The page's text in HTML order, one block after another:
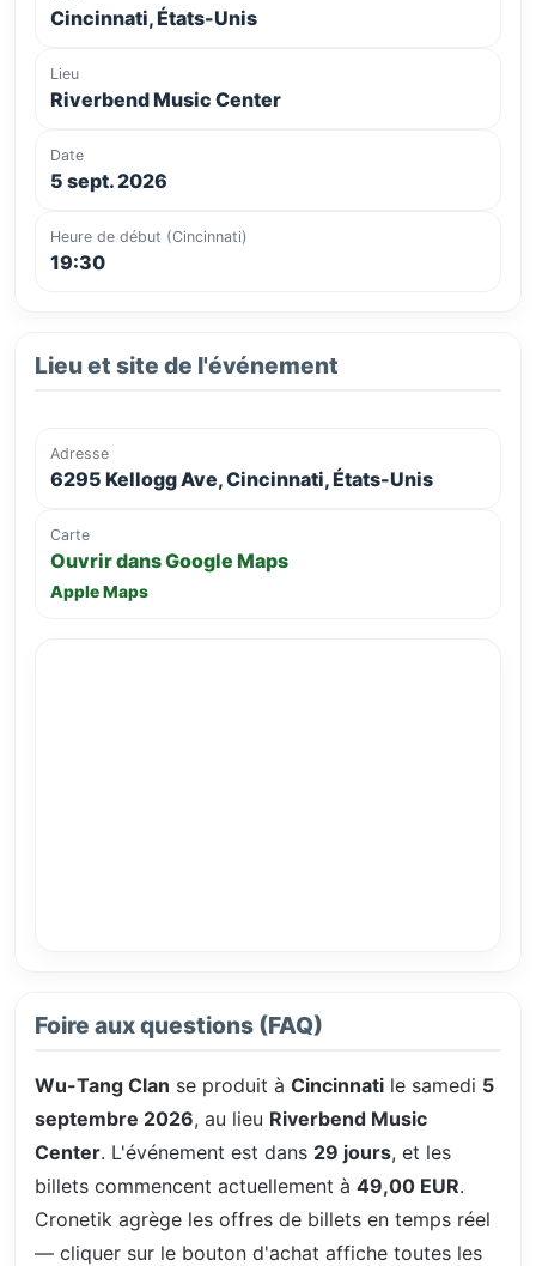
Cincinnati, États-Unis
Lieu
Riverbend Music Center
Date
5 sept. 2026
Heure de début (Cincinnati)
19:30
Lieu et site de l'événement
Adresse
6295 Kellogg Ave, Cincinnati, États-Unis
Carte
Ouvrir dans Google Maps
Apple Maps
Foire aux questions (FAQ)
Wu-Tang Clan se produit à Cincinnati le samedi 5
septembre 2026, au lieu Riverbend Music
Center. L'événement est dans 29 jours, et les
billets commencent actuellement à 49,00 EUR.
Cronetik agrège les offres de billets en temps réel
— cliquer sur le bouton d'achat affiche toutes les